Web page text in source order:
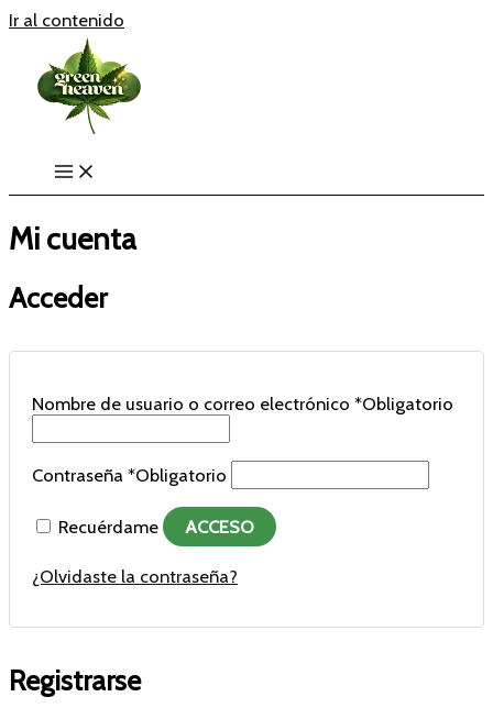
Ir al contenido
Mi cuenta
Acceder
Nombre de usuario o correo electrónico *Obligatorio
Contraseña *Obligatorio
Recuérdame ACCESO
¿Olvidaste la contraseña?
Registrarse